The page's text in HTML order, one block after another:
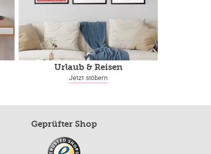
Urlaub & Reisen
Jetzt stöbern
Geprüfter Shop